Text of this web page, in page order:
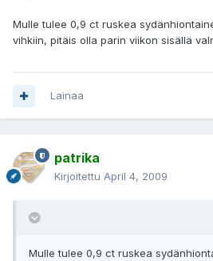
Mulle tulee 0,9 ct ruskea
vihkiin, pitäis olla parin viikon sisällä
Lainaa
patrika
Kirjoitettu April 4, 2009
Mulle tulee 0,9 ct ruskea